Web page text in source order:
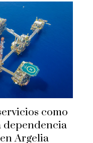
como
Argelia